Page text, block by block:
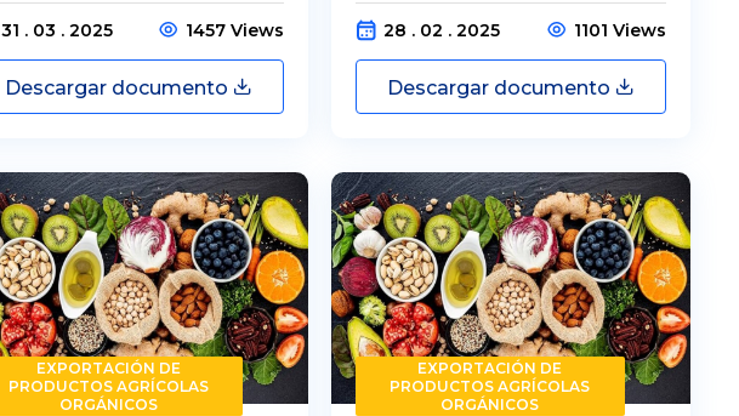
31 . 03 . 2025 1457 Views
Descargar documento
28 . 02 . 2025 1101 Views
Descargar documento
EXPORTACIÓN DE
PRODUCTOS AGRÍCOLAS
ORGÁNICOS
EXPORTACIÓN DE
PRODUCTOS AGRÍCOLAS
ORGÁNICOS